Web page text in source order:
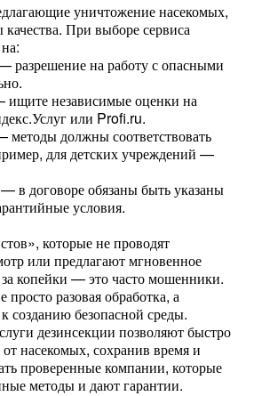
уничтожение насекомых,
При выборе сервиса
разрешение на работу с опасными
независимые оценки на
или Profi.ru.
методы должны соответствовать
для детских учреждений —
в договоре обязаны быть указаны
условия.
которые не проводят
или предлагают мгновенное
копейки — это часто мошенники.
разовая обработка, а
созданию безопасной среды.
дезинсекции позволяют быстро
насекомых, сохранив время и
проверенные компании, которые
методы и дают гарантии.